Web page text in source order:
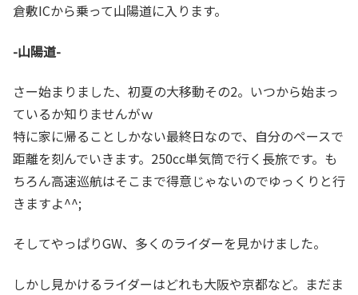
倉敷ICから乗って山陽道に入ります。
-山陽道-
さー始まりました、初夏の大移動その2。いつから始まっ
ているか知りませんがｗ
特に家に帰ることしかない最終日なので、自分のペースで
距離を刻んでいきます。250cc単気筒で行く長旅です。も
ちろん高速巡航はそこまで得意じゃないのでゆっくりと行
きますよ^^;
そしてやっぱりGW、多くのライダーを見かけました。
しかし見かけるライダーはどれも大阪や京都など。まだま